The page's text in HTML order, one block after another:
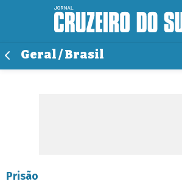
Geral / Brasil
Prisão